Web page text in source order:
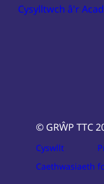
Cysylltwch â'r
© GRŴP TTC
Cyswllt
Caethwasiaeth